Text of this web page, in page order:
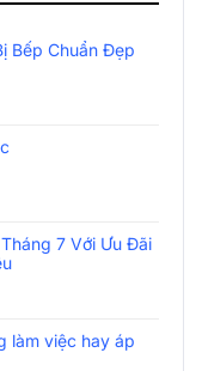
Bếp Chuẩn Đẹp
7 Với Ưu Đãi
làm việc hay áp